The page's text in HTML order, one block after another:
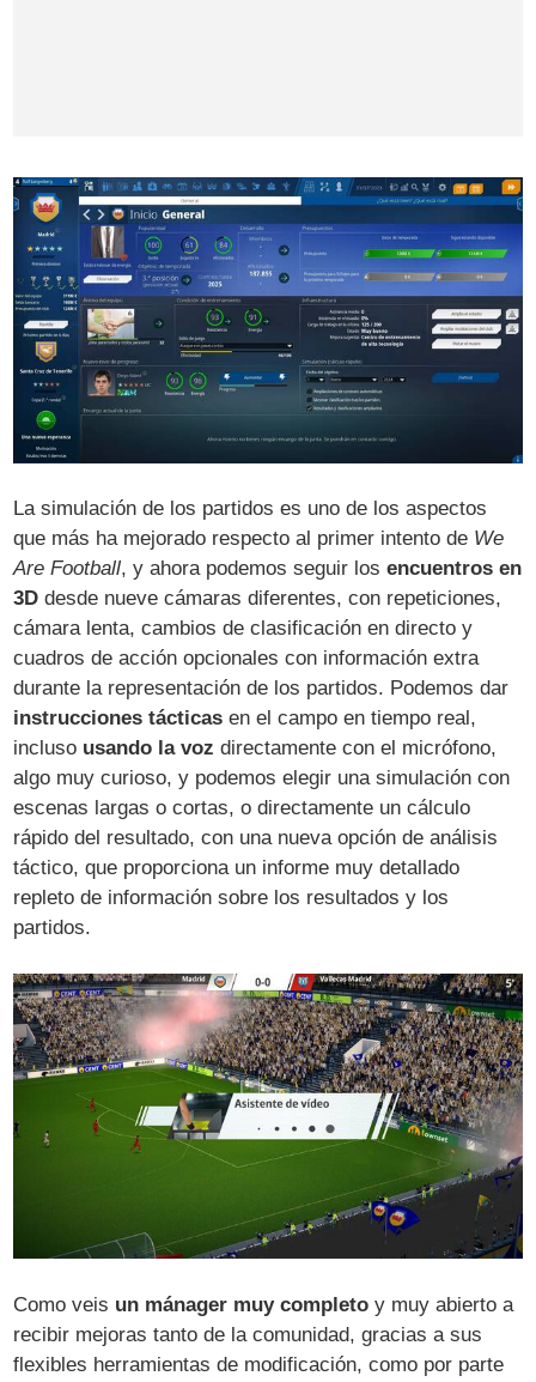
La simulación de los partidos es uno de los aspectos
que más ha mejorado respecto al primer intento de We
Are Football, y ahora podemos seguir losencuentros en
3D desde nueve cámaras diferentes, con repeticiones,
cámara lenta, cambios de clasificación en directo y
cuadros de acción opcionales con información extra
durante la representación de los partidos. Podemos dar
instrucciones tácticas en el campo en tiempo real,
incluso usando la voz directamente con el micrófono,
algo muy curioso, y podemos elegir una simulación con
escenas largas o cortas, o directamente un cálculo
rápido del resultado, con una nueva opción de análisis
táctico, que proporciona un informe muy detallado
repleto de información sobre los resultados y los
partidos.
Como veis un mánager muy completo y muy abierto a
recibir mejoras tanto de la comunidad, gracias a sus
flexibles herramientas de modificación, como por parte